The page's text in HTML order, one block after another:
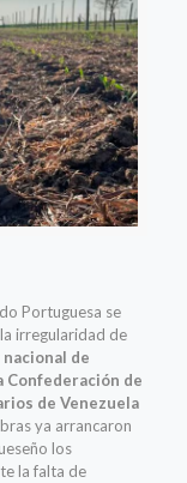
Portuguesa se
irregularidad de
de
Confederación de
de Venezuela
ya arrancaron
los
la falta de